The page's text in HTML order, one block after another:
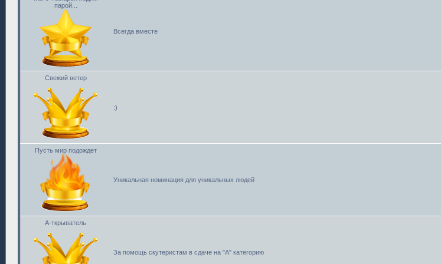
парой...
Всегда вместе
Свежий ветер
:)
Пусть мир подождет
Уникальная номинация для уникальных людей
А-ткрыватель
За помощь скутеристам в сдаче на "А" категорию